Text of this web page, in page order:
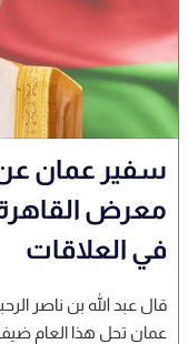
سفير عمان
معرض
في العلاقات
قال عبد الله بن ناصر
عمان تحل هذا العام